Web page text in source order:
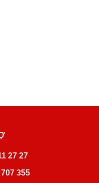
27 27
355